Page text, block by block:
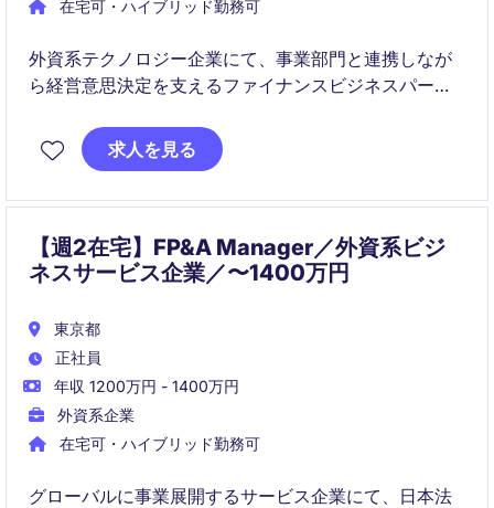
在宅可・ハイブリッド勤務可
外資系テクノロジー企業にて、事業部門と連携しなが
ら経営意思決定を支えるファイナンスビジネスパート
成長に直接貢献できるポジションです。
求人を見る
【週2在宅】FP&A Manager／外資系ビジ
ネスサービス企業／〜1400万円
東京都
正社員
年収 1200万円 - 1400万円
外資系企業
在宅可・ハイブリッド勤務可
グローバルに事業展開するサービス企業にて、日本法